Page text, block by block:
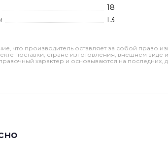
18
1.3
что производитель оставляет за собой право
поставки, стране изготовления, внешнем виде
характер и основываются на последних,